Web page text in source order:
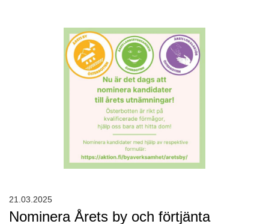
Nominera Årets by och förtjänta
21.03.2025